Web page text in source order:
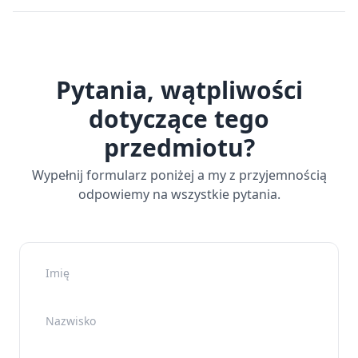
Pytania, wątpliwości
dotyczące tego
przedmiotu?
Wypełnij formularz poniżej a my z przyjemnością
odpowiemy na wszystkie pytania.
Nazwisko